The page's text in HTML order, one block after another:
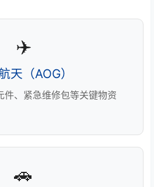
✈️
天（AOG）
件、紧急维修包等关键物资
🚗